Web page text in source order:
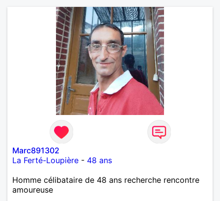
autant être trop locace. Je suis bourré de qualités
avec très peu de défauts. Je suis altruiste,
bienveillant, empathique, attentionné, honnête,
respectueux, doux de caractère et compréhensif : je
laisse « glisser » beaucoup de choses. Mais ne vous
m’éprenez pas Mesdames, si une personne que
j’aime me trahit une fois, il n’y aura pas de seconde
chance et je l’effacerai à « vitam eternam ».
Néanmoins, je suis un tout petit peu maniaque ainsi
qu’impatient. J’essaye de faire des efforts. Rien de
bien dramatique ! Du moins je le pense……Je suis un
homme facile à vivre. À vous si vous le souhaitez,
d’apprendre à me connaître davantage. J’en serai
ravi….A très bientôt je l’espère.
Marc891302
La Ferté-Loupière - 48 ans
Homme célibataire de 48 ans recherche rencontre
amoureuse